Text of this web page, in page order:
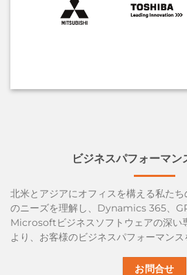
ビジネスパフォーマン
北米とアジアにオフィスを構える私た
のニーズを理解し、Dynamics 365、
Microsoftビジネスソフトウェアの深い
より、お客様のビジネスパフォーマンス
お問合せ